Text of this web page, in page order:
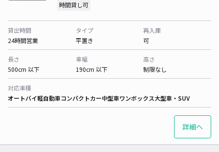
時間貸し可
貸出時間
24時間営業
タイプ
平置き
再入庫
可
長さ
500cm 以下
車幅
190cm 以下
高さ
制限なし
対応車種
オートバイ軽自動車コンパクトカー中型車ワンボックス大型車・SUV
詳細へ